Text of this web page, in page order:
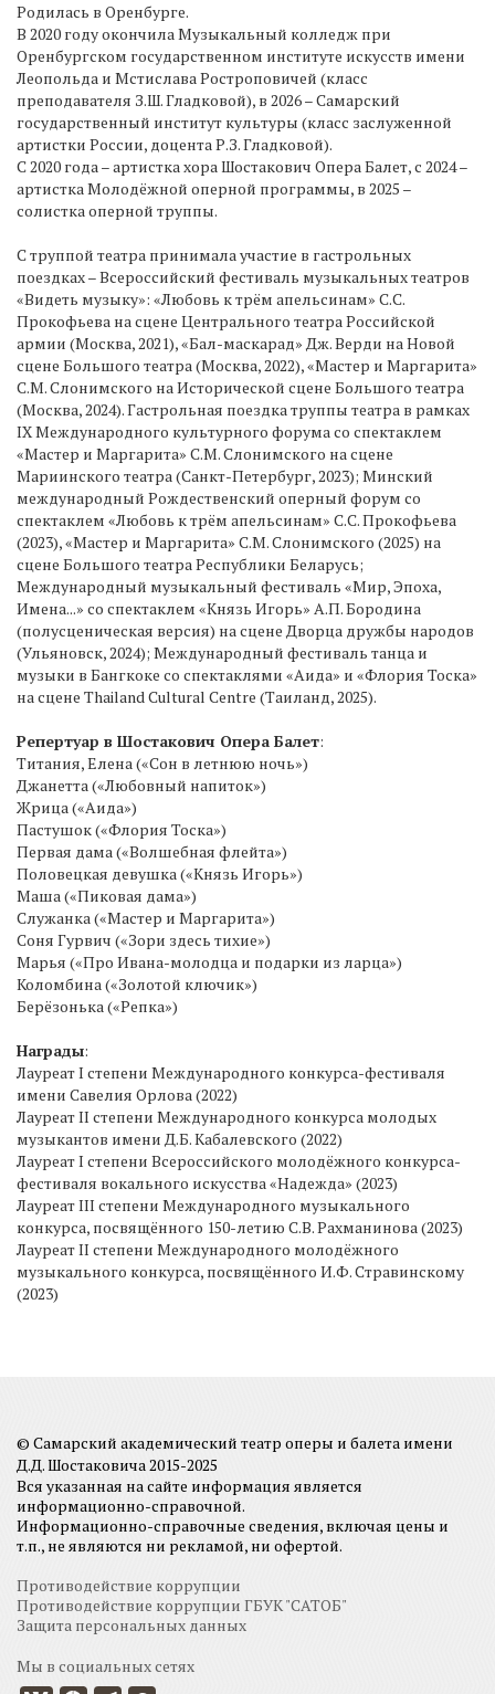
Родилась в Оренбурге.
В 2020 году окончила Музыкальный колледж при
Оренбургском государственном институте искусств имени
Леопольда и Мстислава Ростроповичей (класс
преподавателя З.Ш. Гладковой), в 2026 – Самарский
государственный институт культуры (класс заслуженной
артистки России, доцента Р.З. Гладковой).
С 2020 года – артистка хора Шостакович Опера Балет, с 2024 –
артистка Молодёжной оперной программы, в 2025 –
солистка оперной труппы.
С труппой театра принимала участие в гастрольных
поездках – Всероссийский фестиваль музыкальных театров
«Видеть музыку»: «Любовь к трём апельсинам» С.С.
Прокофьева на сцене Центрального театра Российской
армии (Москва, 2021), «Бал-маскарад» Дж. Верди на Новой
сцене Большого театра (Москва, 2022), «Мастер и Маргарита»
С.М. Слонимского на Исторической сцене Большого театра
(Москва, 2024). Гастрольная поездка труппы театра в рамках
IX Международного культурного форума со спектаклем
«Мастер и Маргарита» С.М. Слонимского на сцене
Мариинского театра (Санкт-Петербург, 2023); Минский
международный Рождественский оперный форум со
спектаклем «Любовь к трём апельсинам» С.С. Прокофьева
(2023), «Мастер и Маргарита» С.М. Слонимского (2025) на
сцене Большого театра Республики Беларусь;
Международный музыкальный фестиваль «Мир, Эпоха,
Имена...» со спектаклем «Князь Игорь» А.П. Бородина
(полусценическая версия) на сцене Дворца дружбы народов
(Ульяновск, 2024); Международный фестиваль танца и
музыки в Бангкоке со спектаклями «Аида» и «Флория Тоска»
на сцене Thailand Cultural Centre (Таиланд, 2025).
Репертуар в Шостакович Опера Балет:
Титания, Елена («Сон в летнюю ночь»)
Джанетта («Любовный напиток»)
Жрица («Аида»)
Пастушок («Флория Тоска»)
Первая дама («Волшебная флейта»)
Половецкая девушка («Князь Игорь»)
Маша («Пиковая дама»)
Служанка («Мастер и Маргарита»)
Соня Гурвич («Зори здесь тихие»)
Марья («Про Ивана-молодца и подарки из ларца»)
Коломбина («Золотой ключик»)
Берёзонька («Репка»)
Награды:
Лауреат I степени Международного конкурса-фестиваля
имени Савелия Орлова (2022)
Лауреат II степени Международного конкурса молодых
музыкантов имени Д.Б. Кабалевского (2022)
Лауреат I степени Всероссийского молодёжного конкурса-
фестиваля вокального искусства «Надежда» (2023)
Лауреат III степени Международного музыкального
конкурса, посвящённого 150-летию С.В. Рахманинова (2023)
Лауреат II степени Международного молодёжного
музыкального конкурса, посвящённого И.Ф. Стравинскому
(2023)
© Самарский академический театр оперы и балета имени
Д.Д. Шостаковича 2015-2025
Вся указанная на сайте информация является
информационно-справочной.
Информационно-справочные сведения, включая цены и
т.п., не являются ни рекламой, ни офертой.
Противодействие коррупции
Противодействие коррупции ГБУК "САТОБ"
Защита персональных данных
Мы в социальных сетях